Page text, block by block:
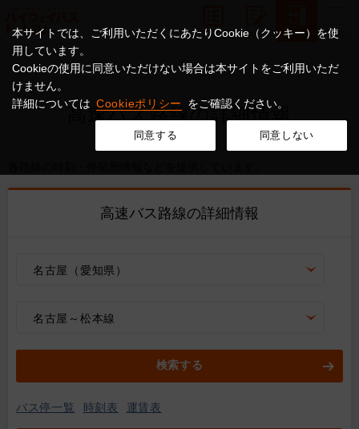
本サイトでは、ご利用いただくにあたりCookie（クッキー）を使
用しています。
Cookieの使用に同意いただけない場合は本サイトをご利用いただ
けません。
詳細については Cookieポリシー をご確認ください。
同意する 同意しない
高速バス路線の詳細情報
高速バス路線の詳細情報
名古屋（愛知県）
名古屋～松本線
検索する
バス停一覧 時刻表 運賃表